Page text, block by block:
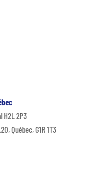
H2L 2P3
Québec, G1R 1T3